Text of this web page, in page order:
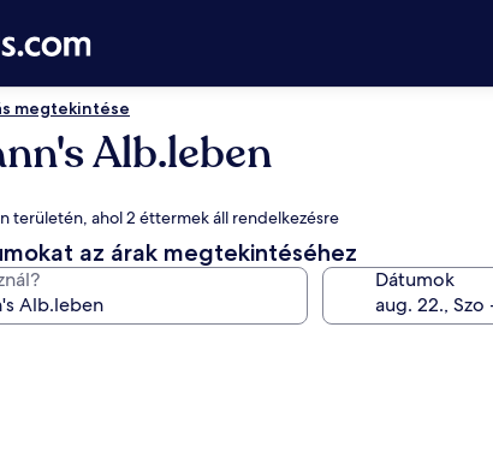
megtekintése
Alb.leben
területén, ahol 2 éttermek áll rendelkezésre
az árak megtekintéséhez
Dátumok